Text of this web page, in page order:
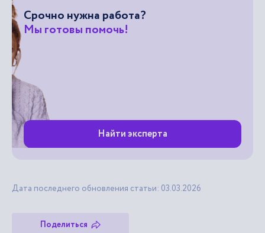
Срочно нужна работа?
Мы готовы помочь!
Найти эксперта
Дата последнего обновления статьи: 03.03.2026
Поделиться